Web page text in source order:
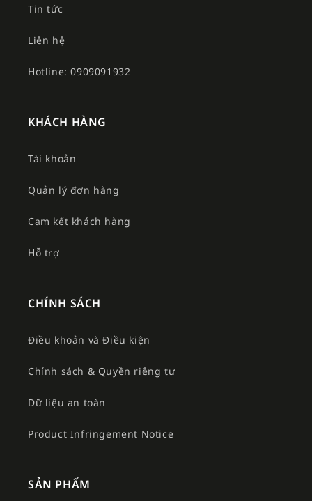
Tin tức
Liên hệ
Hotline: 0909091932
KHÁCH HÀNG
Tài khoản
Quản lý đơn hàng
Cam kết khách hàng
Hỗ trợ
CHÍNH SÁCH
Điều khoản và Điều kiện
Chính sách & Quyền riêng tư
Dữ liệu an toàn
Product Infringement Notice
SẢN PHẨM